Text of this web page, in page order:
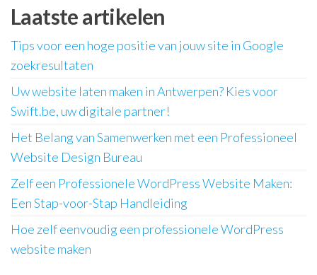
Laatste artikelen
Tips voor een hoge positie van jouw site in Google
zoekresultaten
Uw website laten maken in Antwerpen? Kies voor
Swift.be, uw digitale partner!
Het Belang van Samenwerken met een Professioneel
Website Design Bureau
Zelf een Professionele WordPress Website Maken:
Een Stap-voor-Stap Handleiding
Hoe zelf eenvoudig een professionele WordPress
website maken